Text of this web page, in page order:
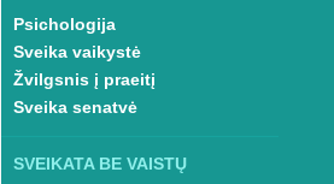
Psichologija
Sveika vaikystė
Žvilgsnis į praeitį
Sveika senatvė
SVEIKATA BE VAISTŲ